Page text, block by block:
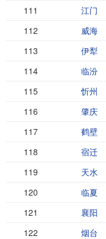
111 江门
112 威海
113 伊犁
114 临汾
115 忻州
116 肇庆
117 鹤壁
118 宿迁
119 天水
120 临夏
121 襄阳
122 烟台